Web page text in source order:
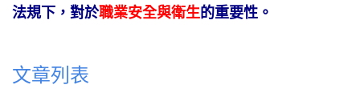
法規下，對於職業安全與衛生的重要性。
文章列表